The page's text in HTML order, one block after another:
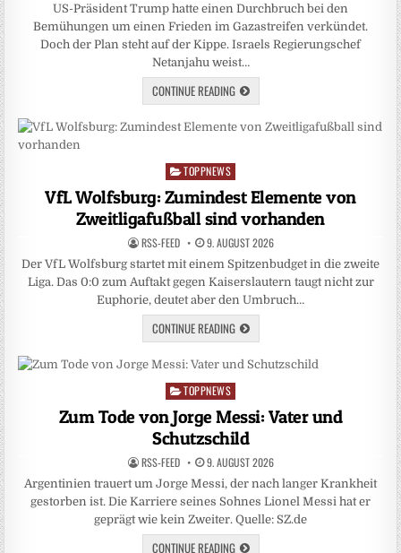
US-Präsident Trump hatte einen Durchbruch bei den
Bemühungen um einen Frieden im Gazastreifen verkündet.
Doch der Plan steht auf der Kippe. Israels Regierungschef
Netanjahu weist…
CONTINUE READING
Posted
in
TOPPNEWS
VfL Wolfsburg: Zumindest Elemente von
Zweitligafußball sind vorhanden
RSS-FEED 9. AUGUST 2026
Der VfL Wolfsburg startet mit einem Spitzenbudget in die zweite
Liga. Das 0:0 zum Auftakt gegen Kaiserslautern taugt nicht zur
Euphorie, deutet aber den Umbruch…
CONTINUE READING
Posted
in
TOPPNEWS
Zum Tode von Jorge Messi: Vater und
Schutzschild
RSS-FEED 9. AUGUST 2026
Argentinien trauert um Jorge Messi, der nach langer Krankheit
gestorben ist. Die Karriere seines Sohnes Lionel Messi hat er
geprägt wie kein Zweiter. Quelle: SZ.de
CONTINUE READING